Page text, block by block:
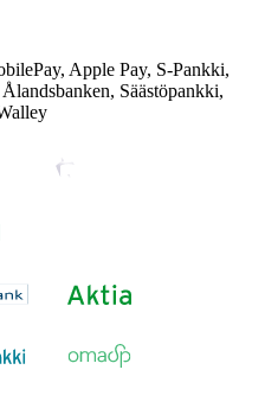
Apple Pay, S-Pankki,
Säästöpankki,